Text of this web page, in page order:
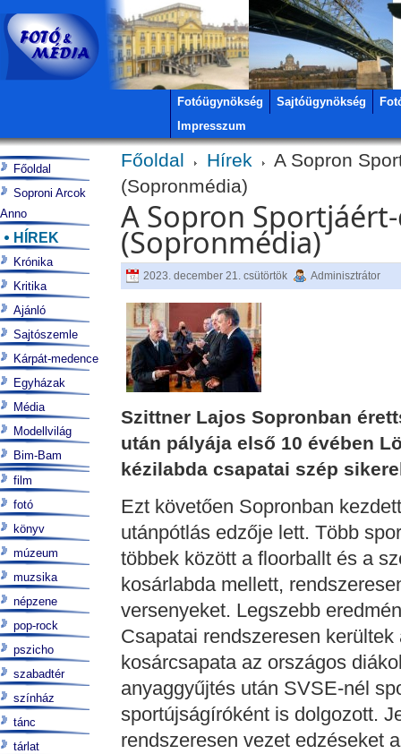
Fotóügynökség Sajtóügynökség
Impresszum
Főoldal Hírek
A Sopron
(Sopronmédia)
A Sopron
(Sopronmédia)
2023. december 21. csütörtök Adminisztrátor
Szittner Lajos Sopronban
után pályája első 10 évében
kézilabda csapatai szép
Ezt követően Sopronban
utánpótlás edzője lett. Több
többek között a floorballt és a
kosárlabda mellett,
versenyeket. Legszebb
Csapatai rendszeresen
kosárcsapata az országos
anyaggyűjtés után SVSE-nél
sportújságíróként is dolgozott.
rendszeresen vezet edzéseket
Főoldal
Soproni Arcok
Anno
HÍREK
Krónika
Kritika
Ajánló
Sajtószemle
Kárpát-medence
Egyházak
Média
Modellvilág
Bim-Bam
film
fotó
könyv
múzeum
muzsika
népzene
pop-rock
pszicho
szabadtér
színház
tánc
tárlat